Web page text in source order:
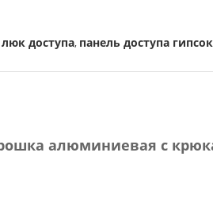
доступа, панель доступа
алюминиевая с